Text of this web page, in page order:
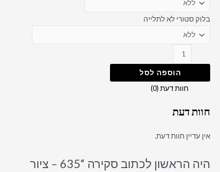
בלוק סטורי לא לתלייה
הוספה לסל
חוות דעת (0)
חוות דעת
אין עדיין חוות דעת.
היה הראשון לכתוב סקירה “635 – ציור